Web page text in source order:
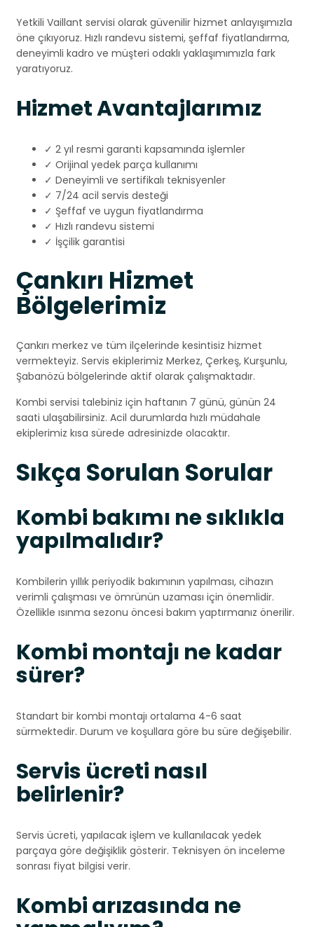
Yetkili Vaillant servisi olarak güvenilir hizmet anlayışımızla
öne çıkıyoruz. Hızlı randevu sistemi, şeffaf fiyatlandırma,
deneyimli kadro ve müşteri odaklı yaklaşımımızla fark
yaratıyoruz.
Hizmet Avantajlarımız
✓ 2 yıl resmi garanti kapsamında işlemler
✓ Orijinal yedek parça kullanımı
✓ Deneyimli ve sertifikalı teknisyenler
✓ 7/24 acil servis desteği
✓ Şeffaf ve uygun fiyatlandırma
✓ Hızlı randevu sistemi
✓ İşçilik garantisi
Çankırı Hizmet
Bölgelerimiz
Çankırı merkez ve tüm ilçelerinde kesintisiz hizmet
vermekteyiz. Servis ekiplerimiz Merkez, Çerkeş, Kurşunlu,
Şabanözü bölgelerinde aktif olarak çalışmaktadır.
Kombi servisi talebiniz için haftanın 7 günü, günün 24
saati ulaşabilirsiniz. Acil durumlarda hızlı müdahale
ekiplerimiz kısa sürede adresinizde olacaktır.
Sıkça Sorulan Sorular
Kombi bakımı ne sıklıkla
yapılmalıdır?
Kombilerin yıllık periyodik bakımının yapılması, cihazın
verimli çalışması ve ömrünün uzaması için önemlidir.
Özellikle ısınma sezonu öncesi bakım yaptırmanız önerilir.
Kombi montajı ne kadar
sürer?
Standart bir kombi montajı ortalama 4-6 saat
sürmektedir. Durum ve koşullara göre bu süre değişebilir.
Servis ücreti nasıl
belirlenir?
Servis ücreti, yapılacak işlem ve kullanılacak yedek
parçaya göre değişiklik gösterir. Teknisyen ön inceleme
sonrası fiyat bilgisi verir.
Kombi arızasında ne